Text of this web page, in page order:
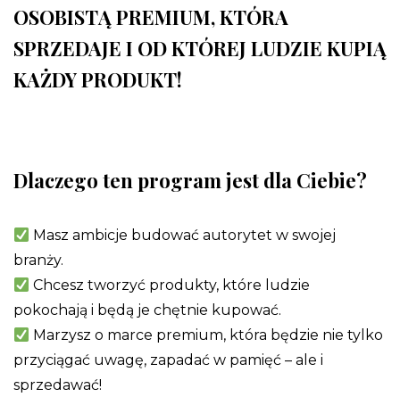
OSOBISTĄ PREMIUM, KTÓRA
SPRZEDAJE I OD KTÓREJ LUDZIE KUPIĄ
KAŻDY PRODUKT!
Dlaczego ten program jest dla Ciebie?
Masz ambicje budować autorytet w swojej
branży.
Chcesz tworzyć produkty, które ludzie
pokochają i będą je chętnie kupować.
Marzysz o marce premium, która będzie nie tylko
przyciągać uwagę, zapadać w pamięć – ale i
sprzedawać!